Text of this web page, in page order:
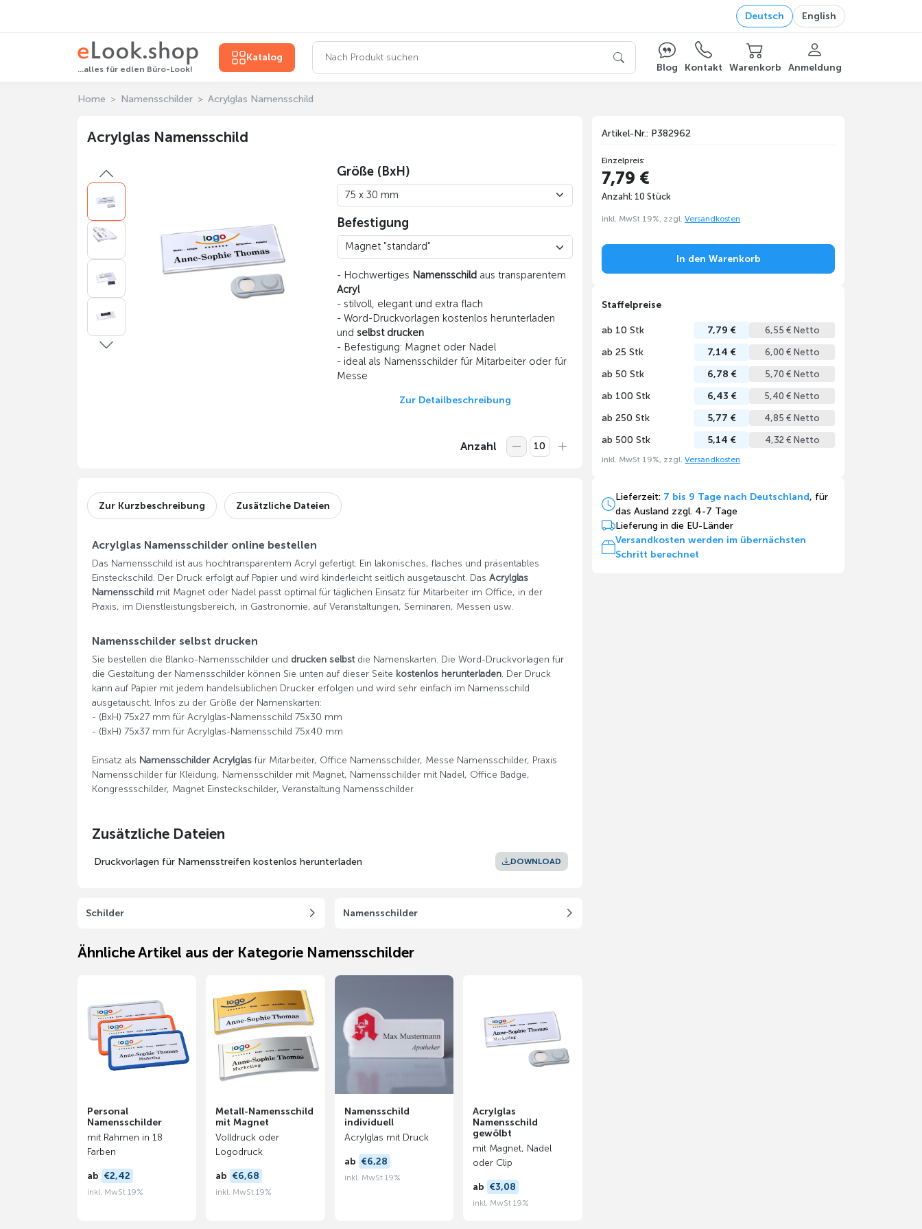
Deutsch English
...alles für edlen Büro-Look!
Katalog
Blog
Kontakt Warenkorb Anmeldung
Home Namensschilder Acrylglas Namensschild
Acrylglas Namensschild
Größe (BxH)
Befestigung
- Hochwertiges Namensschild aus transparentem
Acryl
- stilvoll, elegant und extra flach
- Word-Druckvorlagen kostenlos herunterladen
undselbst drucken
- Befestigung: Magnet oder Nadel
- ideal als Namensschilder für Mitarbeiter oder für
Messe
Zur Detailbeschreibung
Anzahl
Artikel-Nr.: P382962
Einzelpreis:
7,79 €
Anzahl: 10 Stück
inkl. MwSt 19%, zzgl.Versandkosten
In den Warenkorb
Staffelpreise
ab 10 Stk 7,79 € 6,55 € Netto
ab 25 Stk 7,14 € 6,00 € Netto
ab 50 Stk 6,78 € 5,70 € Netto
ab 100 Stk 6,43 € 5,40 € Netto
ab 250 Stk 5,77 € 4,85 € Netto
ab 500 Stk 5,14 € 4,32 € Netto
inkl. MwSt 19%, zzgl.Versandkosten
Lieferzeit: 7 bis 9 Tage nach Deutschland, für
das Ausland zzgl. 4-7 Tage
Lieferung in die EU-Länder
Versandkosten werden im übernächsten
Schritt berechnet
Zur Kurzbeschreibung Zusätzliche Dateien
Acrylglas Namensschilder online bestellen
Das Namensschild ist aus hochtransparentem Acryl gefertigt. Ein lakonisches, flaches und präsentables
Einsteckschild. Der Druck erfolgt auf Papier und wird kinderleicht seitlich ausgetauscht. Das Acrylglas
Namensschildmit Magnet oder Nadel passt optimal für täglichen Einsatz für Mitarbeiter im Office, in der
Praxis, im Dienstleistungsbereich, in Gastronomie, auf Veranstaltungen, Seminaren, Messen usw.
Namensschilder selbst drucken
Sie bestellen die Blanko-Namensschilder und drucken selbstdie Namenskarten. Die Word-Druckvorlagen für
die Gestaltung der Namensschilder können Sie unten auf dieser Seite kostenlos herunterladen. Der Druck
kann auf Papier mit jedem handelsüblichen Drucker erfolgen und wird sehr einfach im Namensschild
ausgetauscht. Infos zu der Größe der Namenskarten:
- (BxH) 75x27 mm für Acrylglas-Namensschild 75x30 mm
- (BxH) 75x37 mm für Acrylglas-Namensschild 75x40 mm
Einsatz als Namensschilder Acrylglasfür Mitarbeiter, Office Namensschilder, Messe Namensschilder, Praxis
Namensschilder für Kleidung, Namensschilder mit Magnet, Namensschilder mit Nadel, Office Badge,
Kongressschilder, Magnet Einsteckschilder, Veranstaltung Namensschilder.
Zusätzliche Dateien
Druckvorlagen für Namensstreifen kostenlos herunterladen DOWNLOAD
Schilder Namensschilder
Ähnliche Artikel aus der Kategorie Namensschilder
Personal
Namensschilder
mit Rahmen in 18
Farben
ab €2,42
inkl. MwSt 19%
Metall-Namensschild
mit Magnet
Volldruck oder
Logodruck
ab €6,68
inkl. MwSt 19%
Namensschild
individuell
Acrylglas mit Druck
ab €6,28
inkl. MwSt 19%
Acrylglas
Namensschild
gewölbt
mit Magnet, Nadel
oder Clip
ab €3,08
inkl. MwSt 19%